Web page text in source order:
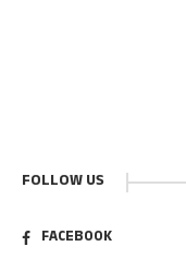
FOLLOW US
FACEBOOK